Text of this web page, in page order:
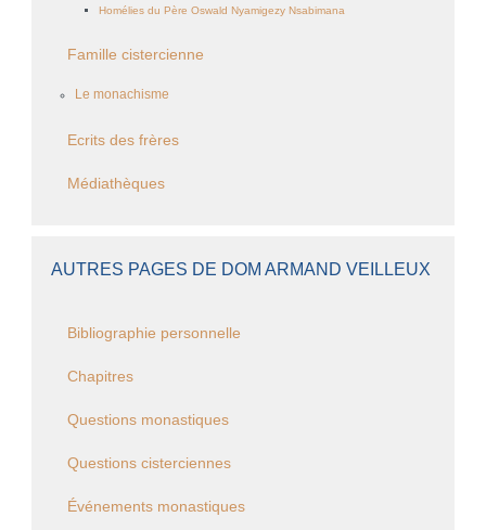
Homélies du Père Oswald Nyamigezy Nsabimana
Famille cistercienne
Le monachisme
Ecrits des frères
Médiathèques
AUTRES PAGES DE DOM ARMAND VEILLEUX
Bibliographie personnelle
Chapitres
Questions monastiques
Questions cisterciennes
Événements monastiques